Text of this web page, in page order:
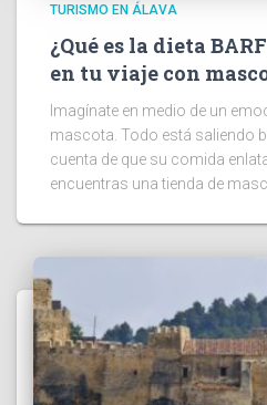
TURISMO EN ÁLAVA
¿Qué es la dieta
en tu viaje con
Imagínate en medio de un
mascota. Todo está saliendo
cuenta de que su comida
encuentras una tienda de